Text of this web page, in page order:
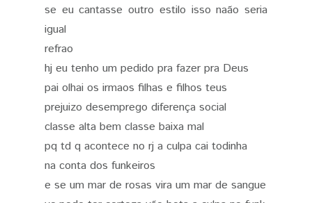
se eu cantasse outro estilo isso naão seria
igual
refrao
hj eu tenho um pedido pra fazer pra Deus
pai olhai os irmaos filhas e filhos teus
prejuizo desemprego diferença social
classe alta bem classe baixa mal
pq td q acontece no rj a culpa cai todinha
na conta dos funkeiros
e se um mar de rosas vira um mar de sangue